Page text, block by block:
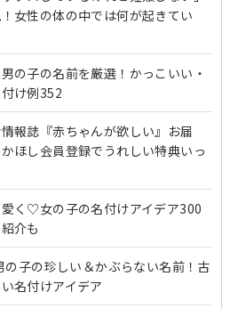
女性の体の中では何が起きてい
の子の名前を厳選！かっこいい・
け例352
報誌『赤ちゃんが欲しい』お届
ほし会員登録でうれしい特典いっ
く♡女の子の名付けアイデア300
介も
の子の珍しい＆かぶらない名前！古
名付けアイデア